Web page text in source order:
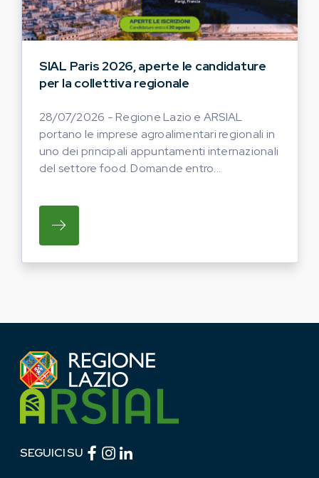
SIAL Paris 2026, aperte le candidature
per la collettiva regionale
28/07/2026 - Regione Lazio e ARSIAL
portano le imprese agroalimentari regionali in
uno dei principali appuntamenti internazionali
del settore food. Domande entro...
SU REGIONE LAZIO E ARSIAL PORTANO
SEGUICI SU Facebook (link esterno)
Instagram (link esterno)